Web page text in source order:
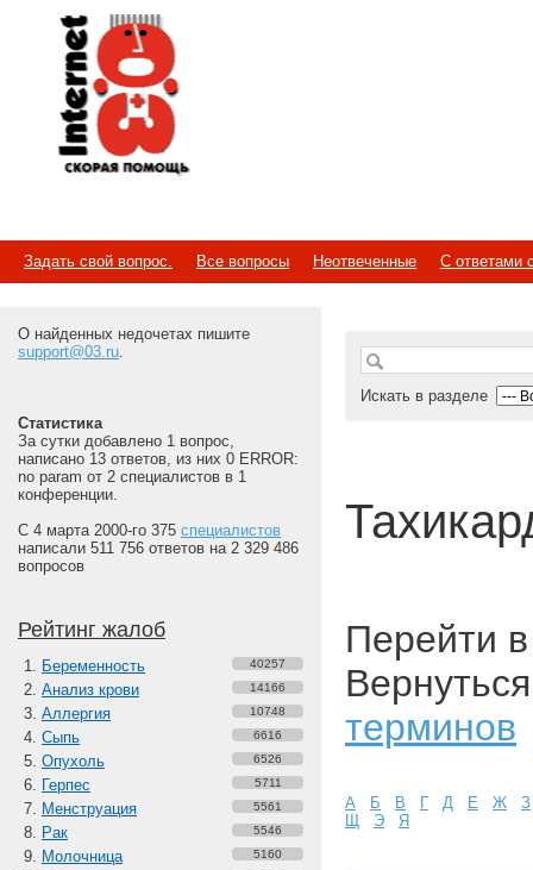
Internet
Скорая помощь
Задать свой вопрос. Все вопросы Неотвеченные С ответами
О найденных недочетах пишите
support@03.ru.
Статистика
За сутки добавлено 1 вопрос,
написано 13 ответов, из них 0 ERROR:
no param от 2 специалистов в 1
конференции.
С 4 марта 2000-го 375 специалистов
написали 511 756 ответов на 2 329 486
вопросов
Рейтинг жалоб
Беременность 40257
Анализ крови 14166
Аллергия 10748
Сыпь 6616
Опухоль 6526
Герпес 5711
Менструация 5561
Рак 5546
Молочница 5160
Искать в разделе
Перейти
терминов
А Б В Г Д Е Ж
З
Щ
Э Я